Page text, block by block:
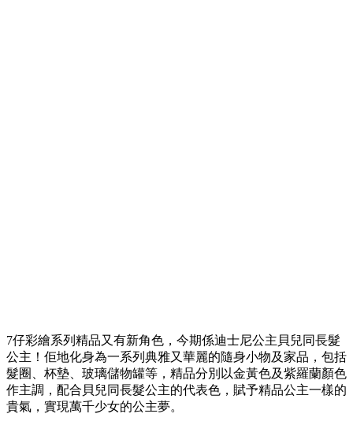
7仔彩繪系列精品又有新角色，今期係迪士尼公主貝兒同長髮
公主！佢地化身為一系列典雅又華麗的隨身小物及家品，包括
髮圈、杯墊、玻璃儲物罐等，精品分別以金黃色及紫羅蘭顏色
作主調，配合貝兒同長髮公主的代表色，賦予精品公主一樣的
貴氣，實現萬千少女的公主夢。